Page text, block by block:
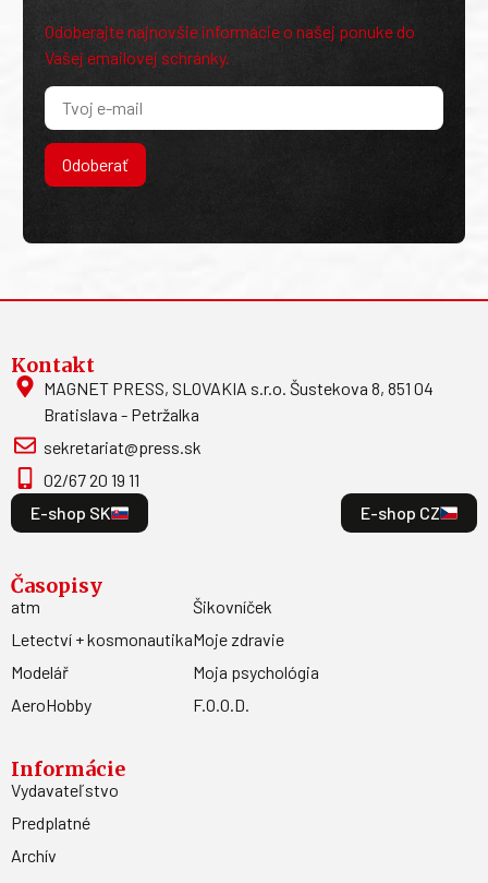
Odoberajte najnovšie informácie o našej ponuke do
Vašej emailovej schránky.
Odoberať
Kontakt
MAGNET PRESS, SLOVAKIA s.r.o. Šustekova 8, 851 04
Bratislava - Petržalka
sekretariat@press.sk
02/67 20 19 11
E-shop SK
E-shop CZ
Časopisy
atm
Letectví + kosmonautika
Modelář
AeroHobby
Šikovníček
Moje zdravie
Moja psychológia
F.O.O.D.
Informácie
Vydavateľstvo
Predplatné
Archív